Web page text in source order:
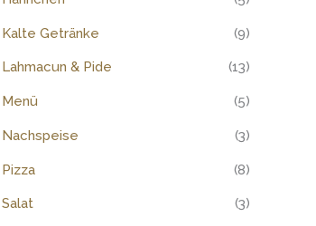
:
Kalte Getränke (9)
Lahmacun & Pide (13)
Menü (5)
Nachspeise (3)
Pizza (8)
Salat (3)